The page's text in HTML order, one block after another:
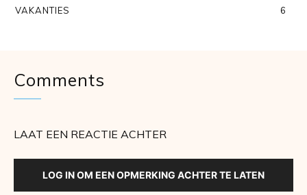
VAKANTIES
6
Comments
LAAT EEN REACTIE ACHTER
LOG IN OM EEN OPMERKING ACHTER TE LATEN